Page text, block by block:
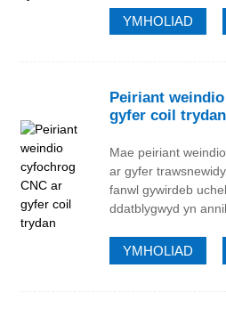
YMHOLIAD
Peiriant
gyfer coil trydan
Mae peiriant
ar gyfer
fanwl gywirdeb
ddatblygwyd yn
YMHOLIAD